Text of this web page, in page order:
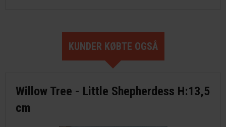
KUNDER KØBTE OGSÅ
Willow Tree - Little Shepherdess H:13,5
cm